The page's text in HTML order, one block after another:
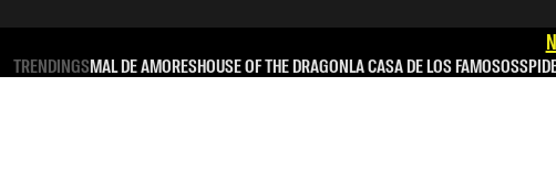
TRENDINGSMAL DE AMORESHOUSE OF THE DRAGONLA CASA DE LOS FAMOSOS